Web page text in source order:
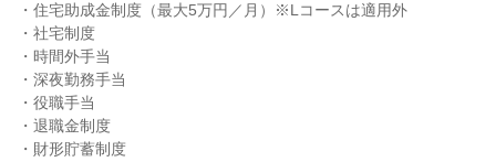
・住宅助成金制度（最大5万円／月）※Lコースは適用外
・社宅制度
・時間外手当
・深夜勤務手当
・役職手当
・退職金制度
・財形貯蓄制度